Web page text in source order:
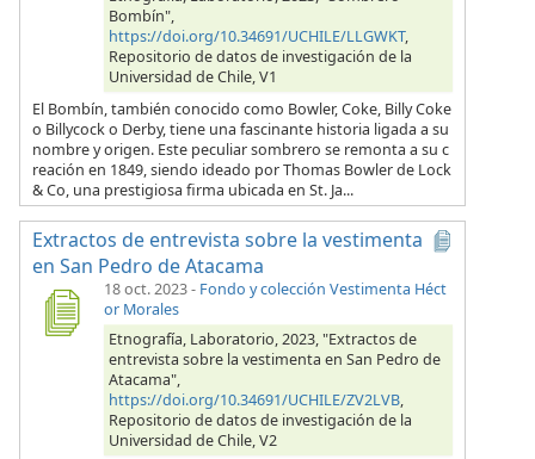
Bombín",
https://doi.org/10.34691/UCHILE/LLGWKT,
Repositorio de datos de investigación de la
Universidad de Chile, V1
El Bombín, también conocido como Bowler, Coke, Billy Coke
o Billycock o Derby, tiene una fascinante historia ligada a su
nombre y origen. Este peculiar sombrero se remonta a su c
reación en 1849, siendo ideado por Thomas Bowler de Lock
& Co, una prestigiosa firma ubicada en St. Ja...
Extractos de entrevista sobre la vestimenta
en San Pedro de Atacama
18 oct. 2023- Fondo y colección Vestimenta Héct
or Morales
Etnografía, Laboratorio, 2023, "Extractos de
entrevista sobre la vestimenta en San Pedro de
Atacama",
https://doi.org/10.34691/UCHILE/ZV2LVB,
Repositorio de datos de investigación de la
Universidad de Chile, V2